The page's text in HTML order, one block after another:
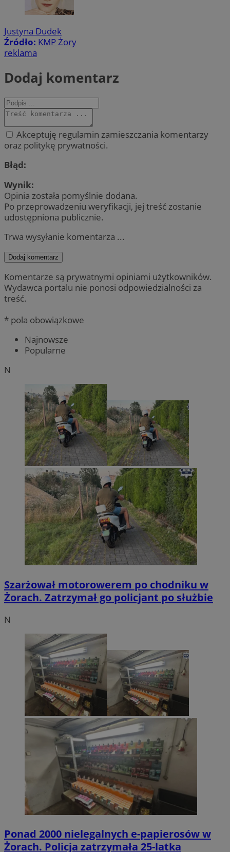
Justyna Dudek
Źródło: KMP Żory
reklama
Dodaj komentarz
Akceptuję regulamin zamieszczania komentarzy
oraz politykę prywatności.
Błąd:
Wynik:
Opinia została pomyślnie dodana.
Po przeprowadzeniu weryfikacji, jej treść zostanie
udostępniona publicznie.
Trwa wysyłanie komentarza ...
Dodaj komentarz
Komentarze są prywatnymi opiniami użytkowników.
Wydawca portalu nie ponosi odpowiedzialności za
treść.
* pola obowiązkowe
Najnowsze
Popularne
N
Szarżował motorowerem po chodniku w
Żorach. Zatrzymał go policjant po służbie
N
Ponad 2000 nielegalnych e-papierosów w
Żorach. Policja zatrzymała 25-latka